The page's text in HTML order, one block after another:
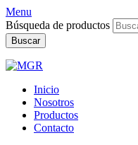
Menu
Búsqueda de productos
Buscar
Inicio
Nosotros
Productos
Contacto